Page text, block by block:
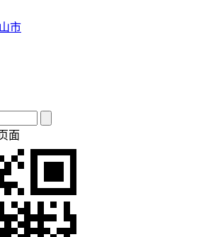
市
面